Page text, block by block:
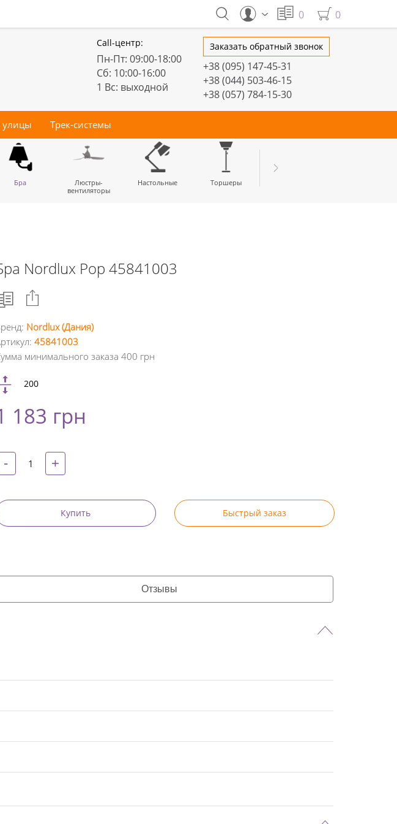
0 0
Заказать обратный звонок
+38 (095) 147-45-31
+38 (044) 503-46-15
+38 (057) 784-15-30
Call-центр:
Пн-Пт: 09:00-18:00
Сб: 10:00-16:00
1 Вс: выходной
Бра
Люстры-
вентиляторы
Настольные Торшеры
улицы
Прожектора Декоративные
Трек-системы
Комплектующие
для трек-систем
Nordlux Pop 45841003
Facebook
+
Twitter
Nordlux (Дания)
45841003
минимального заказа 400 грн
200
183 грн
- +
Купить Быстрый заказ
Отзывы